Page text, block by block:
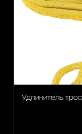
Удлинитель